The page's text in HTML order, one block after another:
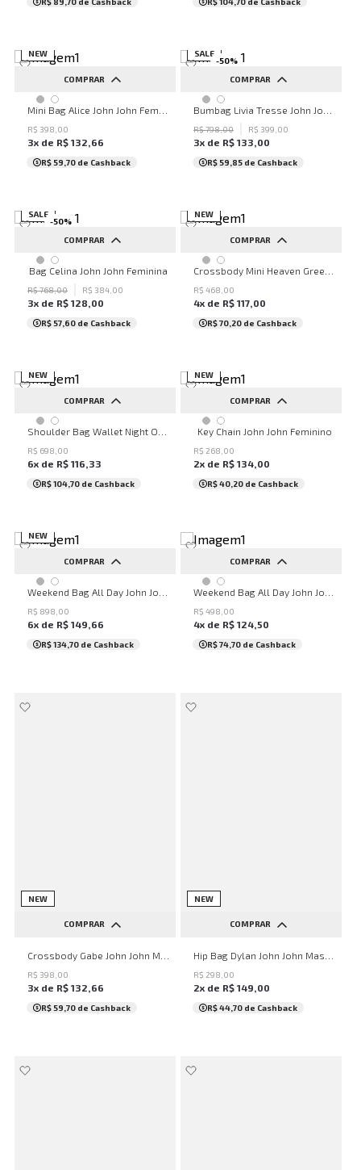
NEW
COMPRAR
UN
R$ 398 00
3x de R$ 132,66
R$ 59,70 de Cashback
SALE
-50%
COMPRAR
UN
R$798,00 R$ 399 00
3x de R$ 133,00
R$ 59,85 de Cashback
SALE
-50%
COMPRAR
UN
Bag Celina John John Feminina
R$768,00 R$ 384 00
3x de R$ 128,00
R$ 57,60 de Cashback
NEW
COMPRAR
UN
R$ 468 00
4x de R$ 117,00
R$ 70,20 de Cashback
NEW
COMPRAR
UN
R$ 698 00
6x de R$ 116,33
R$ 104,70 de Cashback
NEW
COMPRAR
UN
Key Chain John John Feminino
R$ 268 00
2x de R$ 134,00
R$ 40,20 de Cashback
NEW
COMPRAR
UN
R$ 898 00
6x de R$ 149,66
R$ 134,70 de Cashback
COMPRAR
UN
R$ 498 00
4x de R$ 124,50
R$ 74,70 de Cashback
NEW
COMPRAR
UN
R$ 398 00
3x de R$ 132 66
R$ 59,70 de Cashback
NEW
COMPRAR
UN
R$ 298 00
2x de R$ 149 00
R$ 44,70 de Cashback